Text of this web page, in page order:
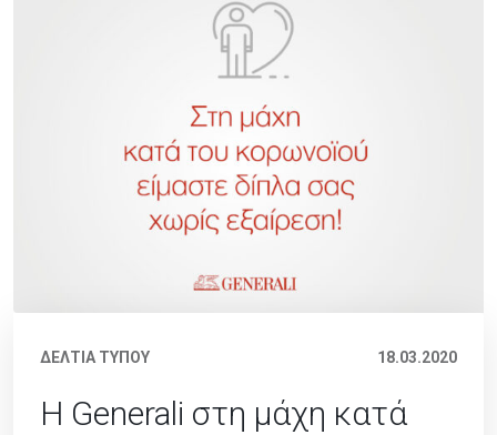
ΔΕΛΤΙΑ ΤΥΠΟΥ 18.03.2020
Η Generali στη μάχη κατά